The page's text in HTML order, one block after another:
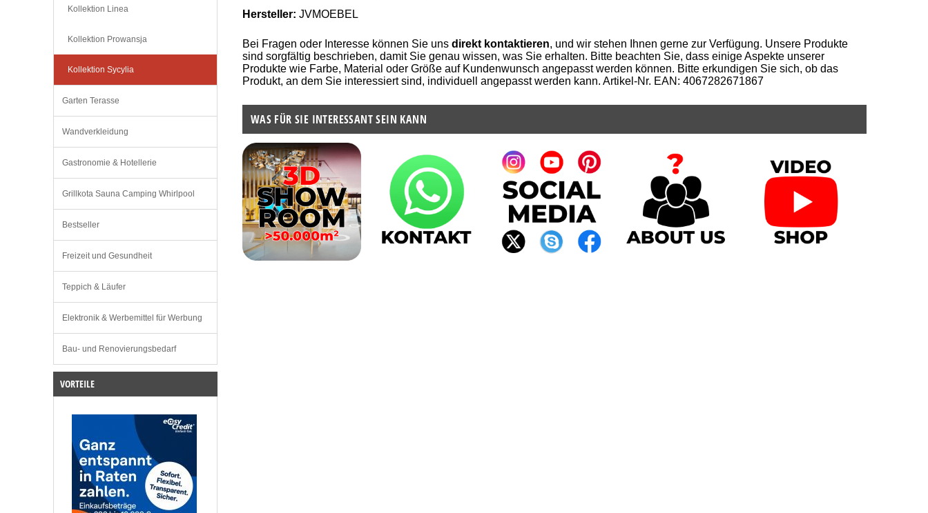
Hersteller: JVMOEBEL
Bei Fragen oder Interesse können Sie uns direkt kontaktieren, und wir stehen Ihnen gerne zur Verfügung. Unsere Produkte
sind sorgfältig beschrieben, damit Sie genau wissen, was Sie erhalten. Bitte beachten Sie, dass einige Aspekte unserer
Produkte wie Farbe, Material oder Größe auf Kundenwunsch angepasst werden können. Bitte erkundigen Sie sich, ob das
Produkt, an dem Sie interessiert sind, individuell angepasst werden kann. Artikel-Nr. EAN: 4067282671867
WAS FÜR SIE INTERESSANT SEIN KANN
Kollektion Linea
Kollektion Prowansja
Kollektion Sycylia
Garten Terasse
Wandverkleidung
Gastronomie & Hotellerie
Grillkota Sauna Camping Whirlpool
Bestseller
Freizeit und Gesundheit
Teppich & Läufer
Elektronik & Werbemittel für Werbung
Bau- und Renovierungsbedarf
VORTEILE